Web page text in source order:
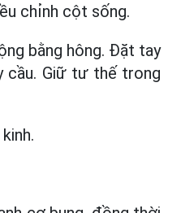
chỉnh cột sống.
bằng hông. Đặt tay
cầu. Giữ tư thế trong